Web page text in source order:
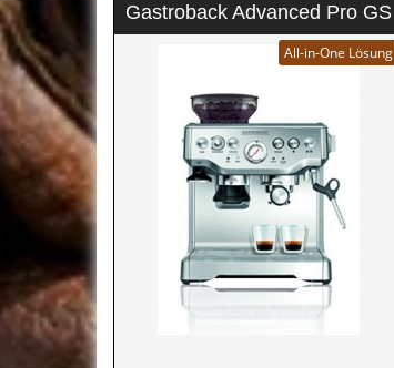
Gastroback Advanced Pro GS
All-in-One Lösung